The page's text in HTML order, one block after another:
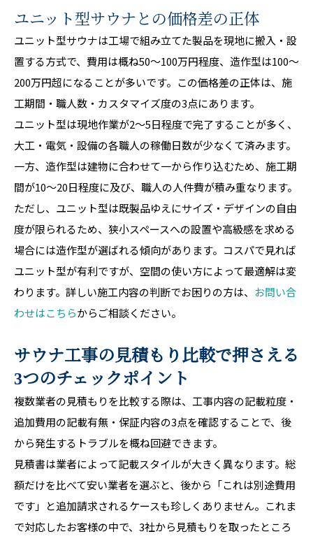
ユニット型サウナとの価格差の正体
ユニット型サウナは工場で組み立てた製品を現地に搬入・設
置する方式で、費用は概ね50〜100万円程度、造作型は100〜
200万円超になることが多いです。この価格差の正体は、施
工期間・職人数・カスタマイズ度の3点にあります。
ユニット型は現地作業が2〜5日程度で完了することが多く、
大工・電気・設備の各職人の稼働日数が少なくて済みます。
一方、造作型は建物に合わせて一から作り込むため、施工期
間が10〜20日程度に及び、職人の人件費が積み重なります。
ただし、ユニット型は既製品ゆえにサイズ・デザインの自由
度が限られるため、狭小スペースへの設置や高級感を求める
場合には造作型が選ばれる傾向があります。コスパで見れば
ユニット型が有利ですが、空間の使い方によって最適解は変
わります。詳しい施工内容の判断でお困りの方は、 お問い合
わせはこちらからご相談ください。
サウナ工事の見積もり比較で押さえる
3つのチェックポイント
複数業者の見積もりを比較する際は、工事内容の記載粒度・
追加費用の記載有無・保証内容の3点を確認することで、後
から発生するトラブルを概ね回避できます。
見積書は業者によって記載スタイルが大きく異なります。総
額だけを比べて安い業者を選ぶと、後から「これは別途費用
です」と追加請求されるケースも珍しくありません。これま
で対応したお客様の中で、3社から見積もりを取ったところ